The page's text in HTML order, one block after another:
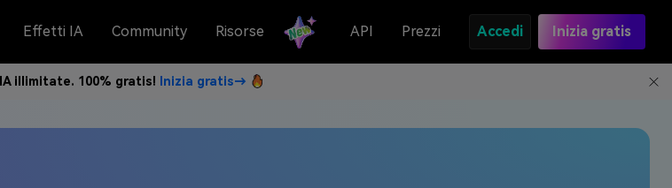
Effetti IA Community Risorse API Prezzi Accedi Inizia gratis
illimitate. 100% gratis! Inizia gratis→